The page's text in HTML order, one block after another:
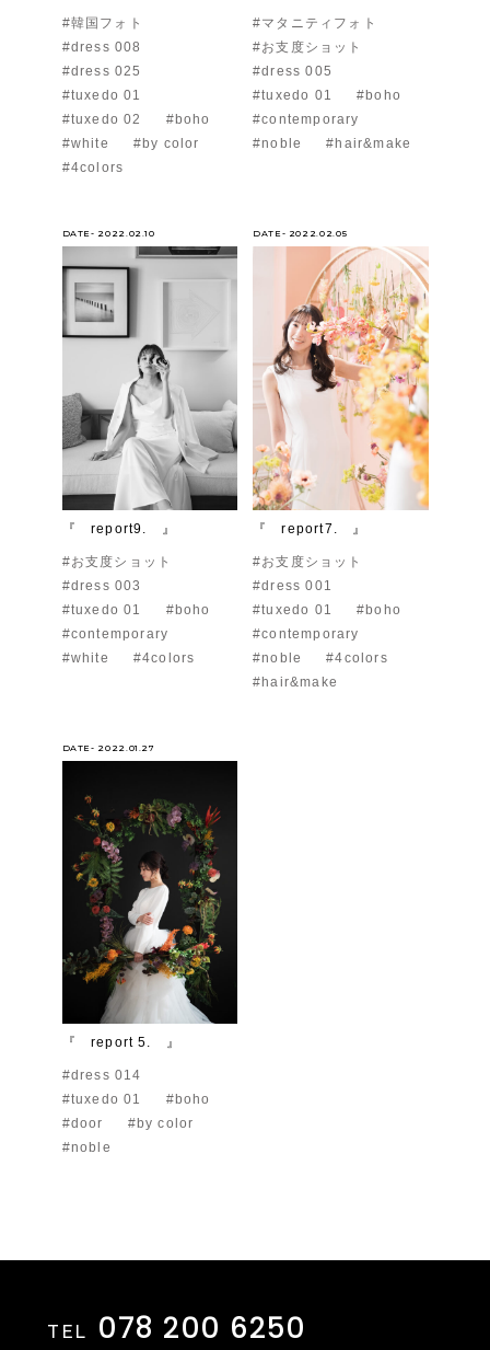
#韓国フォト
#dress 008
#dress 025
#tuxedo 01
#tuxedo 02
#boho
#white
#by color
#4colors
#マタニティフォト
#お支度ショット
#dress 005
#tuxedo 01
#boho
#contemporary
#noble
#hair&make
DATE- 2022.02.10
『 report9. 』
#お支度ショット
#dress 003
#tuxedo 01
#boho
#contemporary
#white
#4colors
DATE- 2022.02.05
『 report7. 』
#お支度ショット
#dress 001
#tuxedo 01
#boho
#contemporary
#noble
#4colors
#hair&make
DATE- 2022.01.27
『 report 5. 』
#dress 014
#tuxedo 01
#boho
#door
#by color
#noble
TEL 078 200 6250